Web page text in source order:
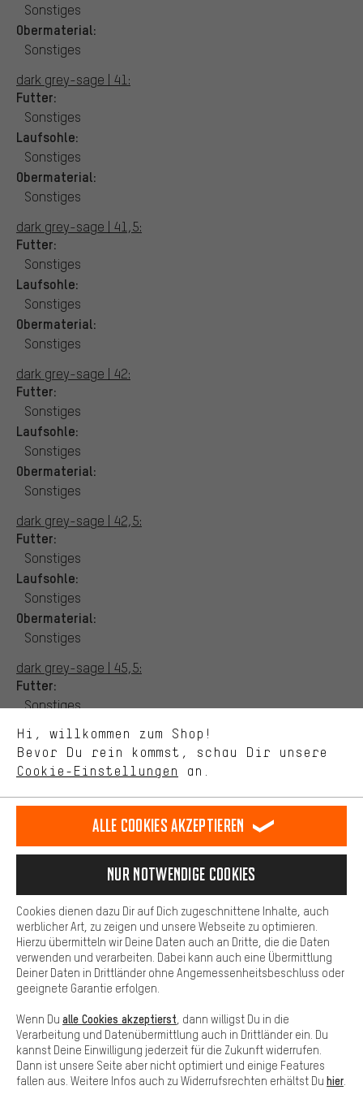
Sonstiges
Obermaterial:
Sonstiges
dark grey-sage | 41:
Futter:
Sonstiges
Laufsohle:
Sonstiges
Obermaterial:
Sonstiges
dark grey-sage | 41,5:
Futter:
Sonstiges
Laufsohle:
Sonstiges
Obermaterial:
Sonstiges
dark grey-sage | 42:
Futter:
Sonstiges
Laufsohle:
Sonstiges
Obermaterial:
Sonstiges
dark grey-sage | 42,5:
Futter:
Sonstiges
Laufsohle:
Sonstiges
Obermaterial:
Sonstiges
dark grey-sage | 45,5:
Futter:
Sonstiges
Laufsohle:
Sonstiges
Obermaterial:
dark grey-sage | 47:
Sonstiges
Sonstiges
Obermaterial:
Sonstiges
Herstellernummer:
black | 38: 802520511038
black | 39: 802520511039
black | 39,5: 8025205110395
black | 40: 802520511040
Hi, willkommen zum Shop!
Bevor Du rein kommst, schau Dir unsere
Cookie-Einstellungen an.
Passendere Angebote
Du bekommst, statt zufälliger Werbung, genauer passende
besser zu erkennen und Dir relevante Produkte und Tipps zu
Bessere Leistung
Uns interessiert, was Du in unserem Shop suchst und brauchst.
selbst Einfluss auf die Verbesserung unserer Webseite und
unseres Shop-Angebots.
Dein Shopping-Erlebnis wird komfortabler. Mit Komfort-Cookies
stellen wir Verknüpfungen zu Social Media Plattformen her. So
können wir dir weitere nützliche Inhalte und Informationen zur
Verfügung stellen. Zudem hast du die Möglichkeit zusätzliche
Services zu nutzen, die es dir erleichtern die richtigen Produkte zu
finden. Beispielsweise bieten wir eine Chat-Funktion an, damit
Fragen schnell und unkompliziert beantwortet werden können.
Basis
Basis-Cookies gewährleisten, dass Du unsere Webseite
grundsätzlich nutzen kannst.
Alle Cookies akzeptieren
Nur Notwendige Cookies
Cookies dienen dazu Dir auf Dich zugeschnittene Inhalte, auch
werblicher Art, zu zeigen und unsere Webseite zu optimieren.
Hierzu übermitteln wir Deine Daten auch an Dritte, die die Daten
verwenden und verarbeiten. Dabei kann auch eine Übermittlung
Deiner Daten in Drittländer ohne Angemessenheitsbeschluss oder
geeignete Garantie erfolgen.
Wenn Du alle Cookies akzeptierst , dann willigst Du in die
Verarbeitung und Datenübermittlung auch in Drittländer ein. Du
kannst Deine Einwilligung jederzeit für die Zukunft widerrufen.
Dann ist unsere Seite aber nicht optimiert und einige Features
fallen aus. Weitere Infos auch zu Widerrufsrechten erhältst Du hier